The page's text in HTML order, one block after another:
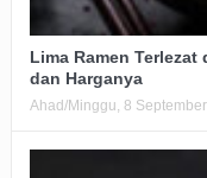
Lima Ramen
dan Harganya
Ahad/Minggu, 8